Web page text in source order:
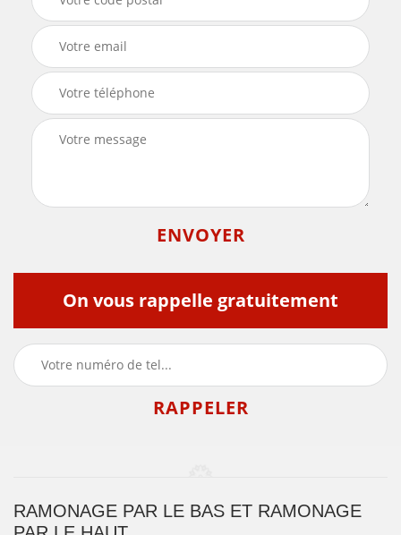
On vous rappelle gratuitement
RAMONAGE PAR LE BAS ET RAMONAGE